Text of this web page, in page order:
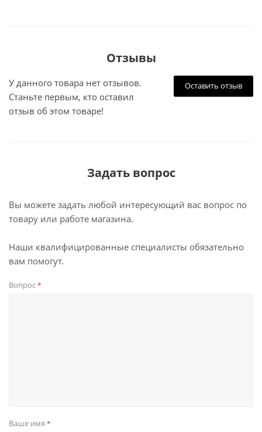
Отзывы
Оставить отзыв
У данного товара нет отзывов.
Станьте первым, кто оставил
отзыв об этом товаре!
Задать вопрос
Вы можете задать любой интересующий вас вопрос по
товару или работе магазина.
Наши квалифицированные специалисты обязательно
вам помогут.
Вопрос*
Ваше имя *